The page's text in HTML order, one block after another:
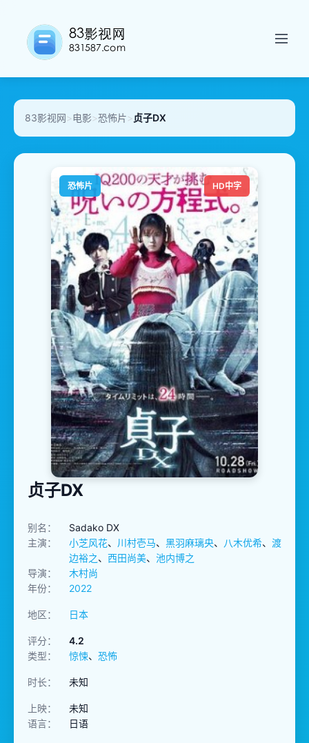
83影视网>电影>恐怖片> 贞子DX
恐怖片 HD中字
贞子DX
别名：
Sadako DX
主演：
小芝风花、 川村壱马、 黑羽麻璃央、 八木优希、 渡
边裕之、 西田尚美、 池内博之
导演：
木村尚
年份：
2022
地区： 日本
评分：
4.2
类型：
惊悚、 恐怖
时长： 未知
上映：
未知
语言：
日语